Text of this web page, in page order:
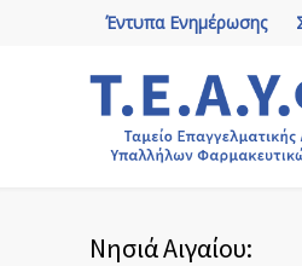
Έντυπα Ενημέρωσης
Νησιά Αιγαίου: